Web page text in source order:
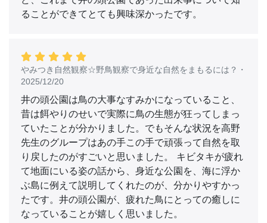
ることができてとても興味深かったです。
やみつき自然観察☆野鳥観察で身近な自然をまもるには？ ・
2025/12/20
井の頭公園は鳥の大事なすみかになっていること、
昔は餌やりのせいで実際に鳥の生態が狂ってしまっ
ていたことが分かりました。でもそんな状況を高野
先生のグループはあの手この手で頑張って自然を取
り戻したのがすごいと思いました。 キビタキが疲れ
て地面にいる姿の話から、身近な公園を、海に浮か
ぶ島に例えて説明してくれたのが、分かりやすかっ
たです。井の頭公園が、疲れた鳥にとっての癒しに
なっていることが嬉しく思いました。